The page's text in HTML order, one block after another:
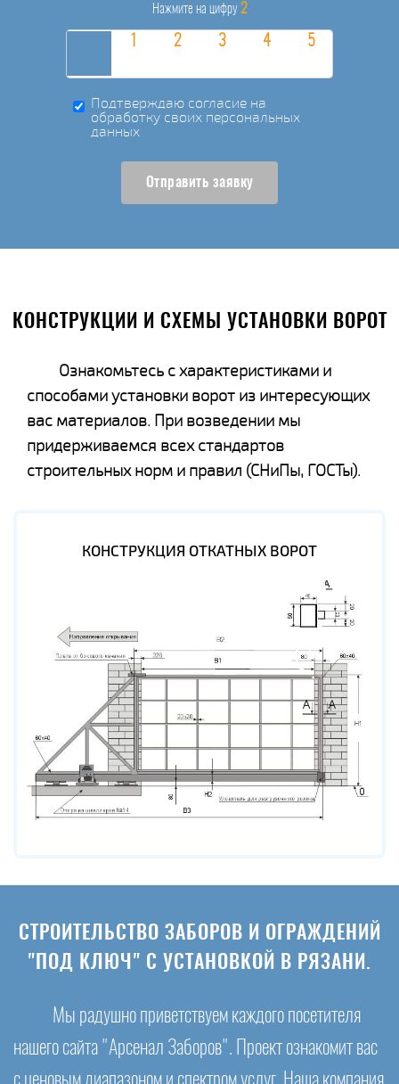
Нажмите на цифру 2
Подтверждаю согласие на
обработку своих персональных
данных
Отправить заявку
КОНСТРУКЦИИ И СХЕМЫ УСТАНОВКИ ВОРОТ
Ознакомьтесь с характеристиками и
способами установки ворот из интересующих
вас материалов. При возведении мы
придерживаемся всех стандартов
строительных норм и правил (СНиПы, ГОСТы).
КОНСТРУКЦИЯ ОТКАТНЫХ ВОРОТ
СТРОИТЕЛЬСТВО ЗАБОРОВ И ОГРАЖДЕНИЙ
"ПОД КЛЮЧ" С УСТАНОВКОЙ В РЯЗАНИ.
Мы радушно приветствуем каждого посетителя
нашего сайта "Арсенал Заборов". Проект ознакомит вас